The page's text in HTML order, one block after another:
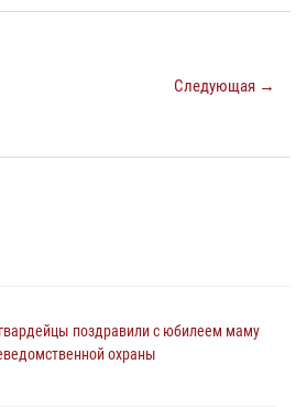
Следующая →
поздравили с юбилеем маму
охраны